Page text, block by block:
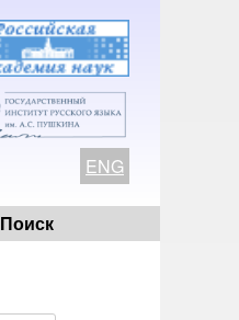
ENG
Поиск